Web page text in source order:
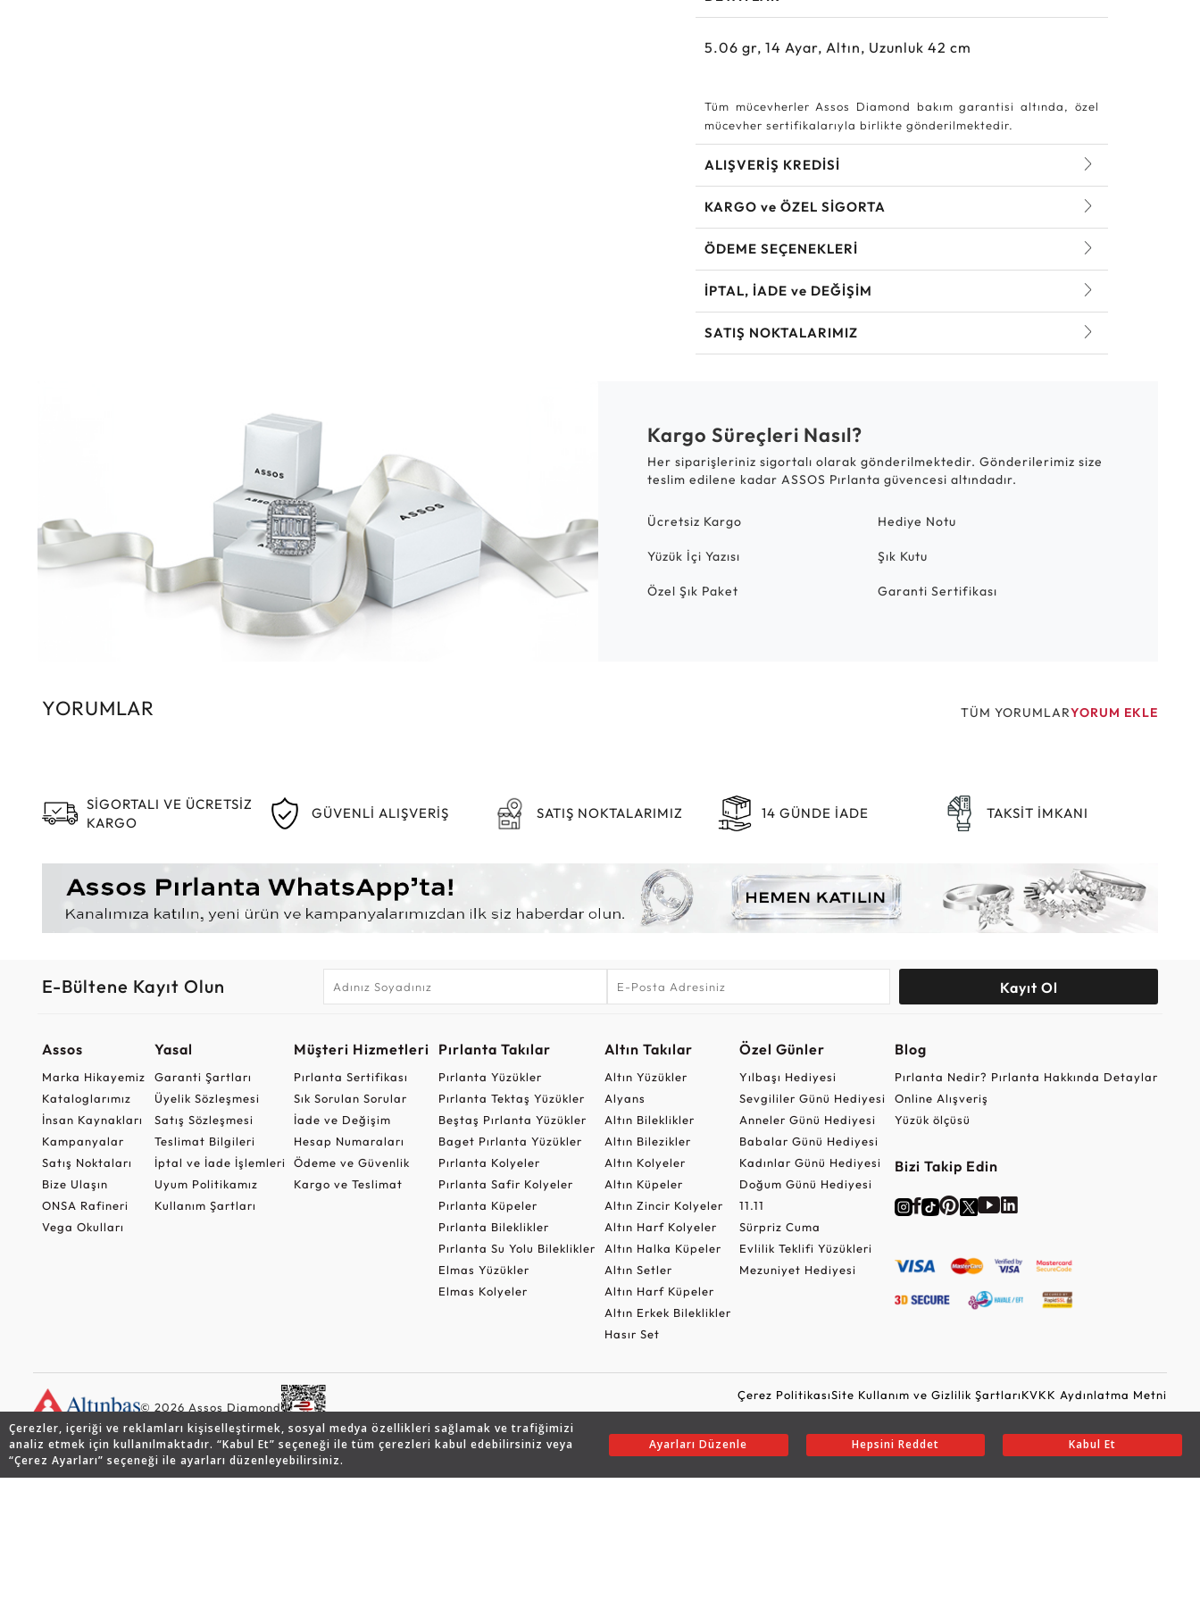
Çerezler, içeriği ve reklamları kişiselleştirmek, sosyal medya özellikleri sağlamak ve trafiğimizi
analiz etmek için kullanılmaktadır. “Kabul Et” seçeneği ile tüm çerezleri kabul edebilirsiniz veya
“Çerez Ayarları” seçeneği ile ayarları düzenleyebilirsiniz.
Ayarları Düzenle Hepsini Reddet Kabul Et
5.06gr,14Ayar, Altın, Uzunluk 42 cm
Tüm mücevherler Assos Diamond bakım garantisi altında, özel
mücevher sertifikalarıyla birlikte gönderilmektedir.
ALIŞVERİŞ KREDİSİ
KARGO ve ÖZEL SİGORTA
ÖDEME SEÇENEKLERİ
İPTAL, İADE ve DEĞİŞİM
SATIŞ NOKTALARIMIZ
Kargo Süreçleri Nasıl?
Her siparişleriniz sigortalı olarak gönderilmektedir. Gönderilerimiz size
teslim edilene kadar ASSOS Pırlanta güvencesi altındadır.
Ücretsiz Kargo Hediye Notu
Yüzük İçi Yazısı Şık Kutu
Özel Şık Paket Garanti Sertifikası
YORUMLAR TÜM YORUMLARYORUM EKLE
SİGORTALI VE ÜCRETSİZ
KARGO
GÜVENLİ ALIŞVERİŞ SATIŞ NOKTALARIMIZ 14 GÜNDE İADE TAKSİT İMKANI
E-Bültene Kayıt Olun Kayıt Ol
Assos
Marka Hikayemiz
Kataloglarımız
İnsan Kaynakları
Kampanyalar
Satış Noktaları
Bize Ulaşın
ONSA Rafineri
Vega Okulları
Yasal
Garanti Şartları
Üyelik Sözleşmesi
Satış Sözleşmesi
Teslimat Bilgileri
İptal ve İade İşlemleri
Uyum Politikamız
Kullanım Şartları
Müşteri Hizmetleri
Pırlanta Sertifikası
Sık Sorulan Sorular
İade ve Değişim
Hesap Numaraları
Ödeme ve Güvenlik
Kargo ve Teslimat
Pırlanta Takılar
Pırlanta Yüzükler
Pırlanta Tektaş Yüzükler
Beştaş Pırlanta Yüzükler
Baget Pırlanta Yüzükler
Pırlanta Kolyeler
Pırlanta Safir Kolyeler
Pırlanta Küpeler
Pırlanta Bileklikler
Pırlanta Su Yolu Bileklikler
Elmas Yüzükler
Elmas Kolyeler
Altın Takılar
Altın Yüzükler
Alyans
Altın Bileklikler
Altın Bilezikler
Altın Kolyeler
Altın Küpeler
Altın Zincir Kolyeler
Altın Harf Kolyeler
Altın Halka Küpeler
Altın Setler
Altın Harf Küpeler
Altın Erkek Bileklikler
Hasır Set
Özel Günler
Yılbaşı Hediyesi
Sevgililer Günü Hediyesi
Anneler Günü Hediyesi
Babalar Günü Hediyesi
Kadınlar Günü Hediyesi
Doğum Günü Hediyesi
11.11
Sürpriz Cuma
Evlilik Teklifi Yüzükleri
Mezuniyet Hediyesi
Blog
Pırlanta Nedir? Pırlanta Hakkında Detaylar
Online Alışveriş
Yüzük ölçüsü
Bizi Takip Edin
© 2026 Assos Diamond
Çerez PolitikasıSite Kullanım ve Gizlilik ŞartlarıKVKK Aydınlatma Metni